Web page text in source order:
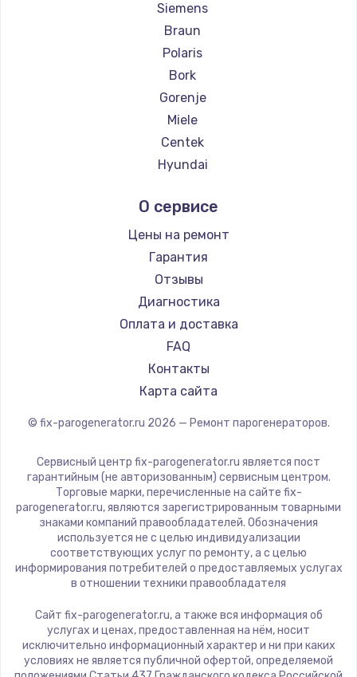
Siemens
Braun
Polaris
Bork
Gorenje
Miele
Centek
Hyundai
DELTA
Silter
Chayka
Beko
Vivitek
RED solution
О сервисе
Цены на ремонт
Гарантия
Отзывы
Диагностика
Оплата и доставка
FAQ
Контакты
Карта сайта
© fix-parogenerator.ru 2026 — Ремонт парогенераторов.
Сервисный центр fix-parogenerator.ru является пост
гарантийным (не авторизованным) сервисным центром.
Торговые марки, перечисленные на сайте fix-
parogenerator.ru, являются зарегистрированным товарными
знаками компаний правообладателей. Обозначения
используется не с целью индивидуализации
соответствующих услуг по ремонту, а с целью
информирования потребителей о предоставляемых услугах
в отношении техники правообладателя
Сайт fix-parogenerator.ru, а также вся информация об
услугах и ценах, предоставленная на нём, носит
исключительно информационный характер и ни при каких
условиях не является публичной офертой, определяемой